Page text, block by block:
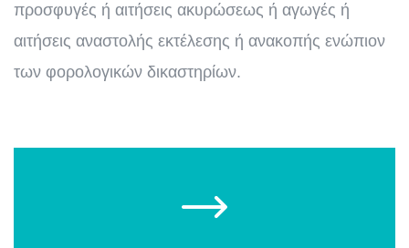
προσφυγές ή αιτήσεις ακυρώσεως ή αγωγές ή
αιτήσεις αναστολής εκτέλεσης ή ανακοπής ενώπιον
των φορολογικών δικαστηρίων.